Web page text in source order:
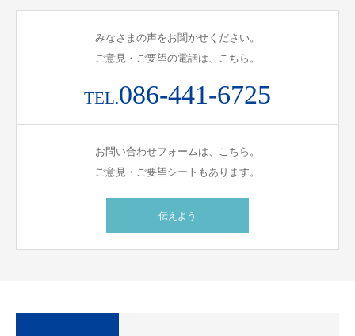
みなさまの声をお聞かせください。
ご意見・ご要望の電話は、こちら。
TEL.086-441-6725
お問い合わせフォームは、こちら。
ご意見・ご要望シートもあります。
伝えよう